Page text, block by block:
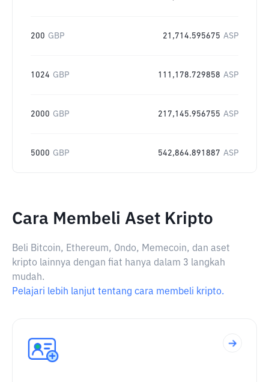
200 GBP 21,714.595675 ASP
1024 GBP 111,178.729858 ASP
2000 GBP 217,145.956755 ASP
5000 GBP 542,864.891887 ASP
Cara Membeli Aset Kripto
Beli Bitcoin, Ethereum, Ondo, Memecoin, dan aset
kripto lainnya dengan fiat hanya dalam 3 langkah
mudah.
Pelajari lebih lanjut tentang cara membeli kripto.